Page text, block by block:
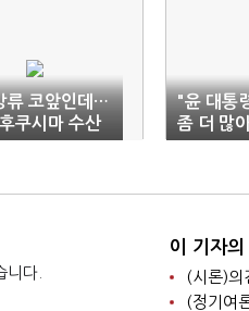
류 코앞인데…
쿠시마 수산
대" 본질 호도
"윤 대통
좀 더 많
보도에
니다.
이 기자
(시론)의
(정기여